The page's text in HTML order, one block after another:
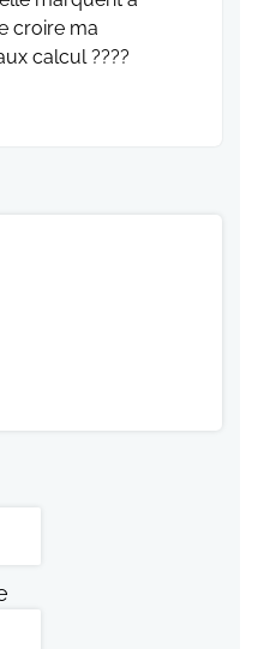
croire ma
calcul ????